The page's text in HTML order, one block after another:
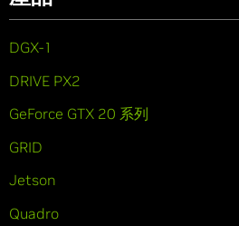
DGX-1
DRIVE PX2
GeForce GTX 20 系列
GRID
Jetson
Quadro